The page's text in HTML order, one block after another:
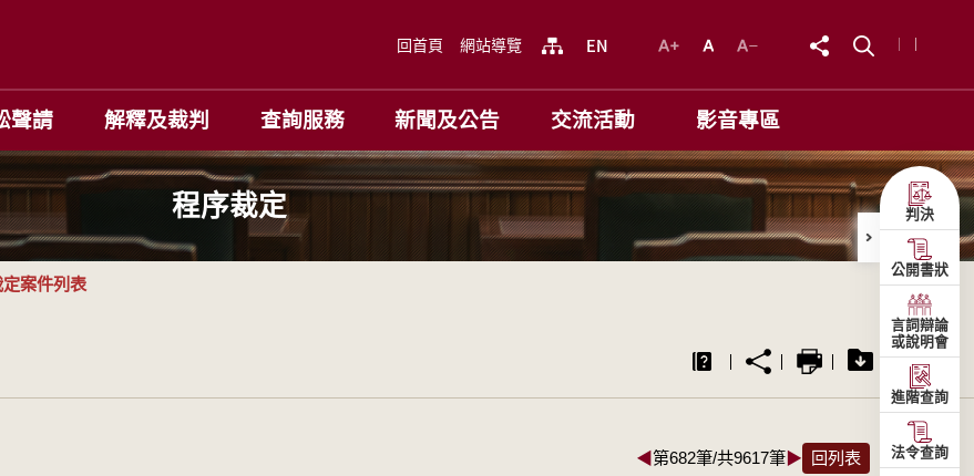
回首頁 網站導覽
聲請 解釋及裁判 查詢服務 新聞及公告 交流活動 影音專區
程序裁定
案件列表
◀第682筆/共9617筆▶ 回列表
判決
公開書狀
言詞辯論
或說明會
進階查詢
法令查詢